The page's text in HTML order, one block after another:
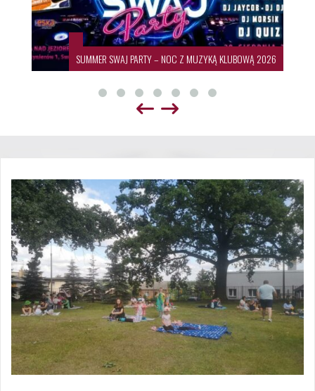
SUMMER SWAJ PARTY – NOC Z MUZYKĄ KLUBOWĄ 2026